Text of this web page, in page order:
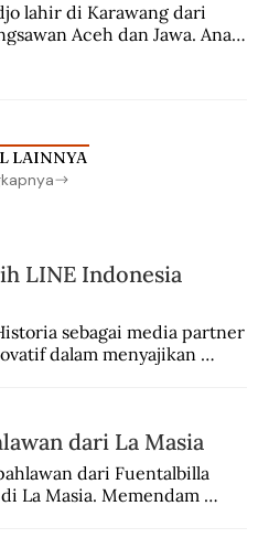
lahir di Karawang dari
Aceh dan Jawa. Anak
LAINNYA
LINE Indonesia
sebagai media partner
dalam menyajikan
dari La Masia
dari Fuentalbilla
La Masia. Memendam